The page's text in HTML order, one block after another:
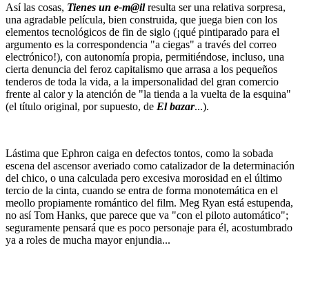
Así las cosas, Tienes un e-m@ilresulta ser una relativa sorpresa,
una agradable película, bien construida, que juega bien con los
elementos tecnológicos de fin de siglo (¡qué pintiparado para el
argumento es la correspondencia "a ciegas" a través del correo
electrónico!), con autonomía propia, permitiéndose, incluso, una
cierta denuncia del feroz capitalismo que arrasa a los pequeños
tenderos de toda la vida, a la impersonalidad del gran comercio
frente al calor y la atención de "la tienda a la vuelta de la esquina"
(el título original, por supuesto, de El bazar...).
Lástima que Ephron caiga en defectos tontos, como la sobada
escena del ascensor averiado como catalizador de la determinación
del chico, o una calculada pero excesiva morosidad en el último
tercio de la cinta, cuando se entra de forma monotemática en el
meollo propiamente romántico del film. Meg Ryan está estupenda,
no así Tom Hanks, que parece que va "con el piloto automático";
seguramente pensará que es poco personaje para él, acostumbrado
ya a roles de mucha mayor enjundia...